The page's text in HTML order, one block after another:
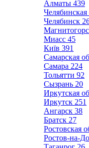
Алматы 439
Челябинская
Челябинск
Миасс 45
Київ 391
Самарская
Самара 224
Тольятти 92
Сызрань 20
Иркутская
Иркутск 251
Ангарск 38
Братск 27
Ростовская
Ростов-на-